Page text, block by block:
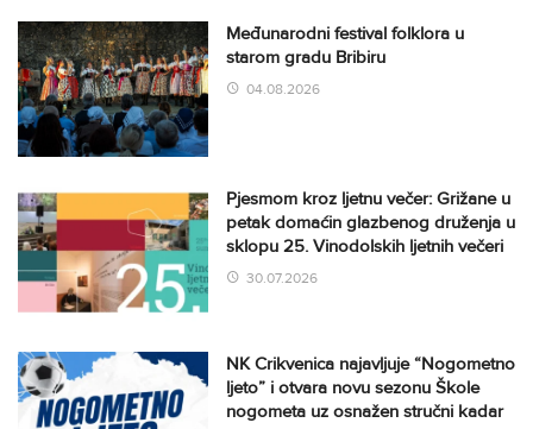
Međunarodni festival folklora u
starom gradu Bribiru
04.08.2026
Pjesmom kroz ljetnu večer: Grižane u
petak domaćin glazbenog druženja u
sklopu 25. Vinodolskih ljetnih večeri
30.07.2026
NK Crikvenica najavljuje “Nogometno
ljeto” i otvara novu sezonu Škole
nogometa uz osnažen stručni kadar